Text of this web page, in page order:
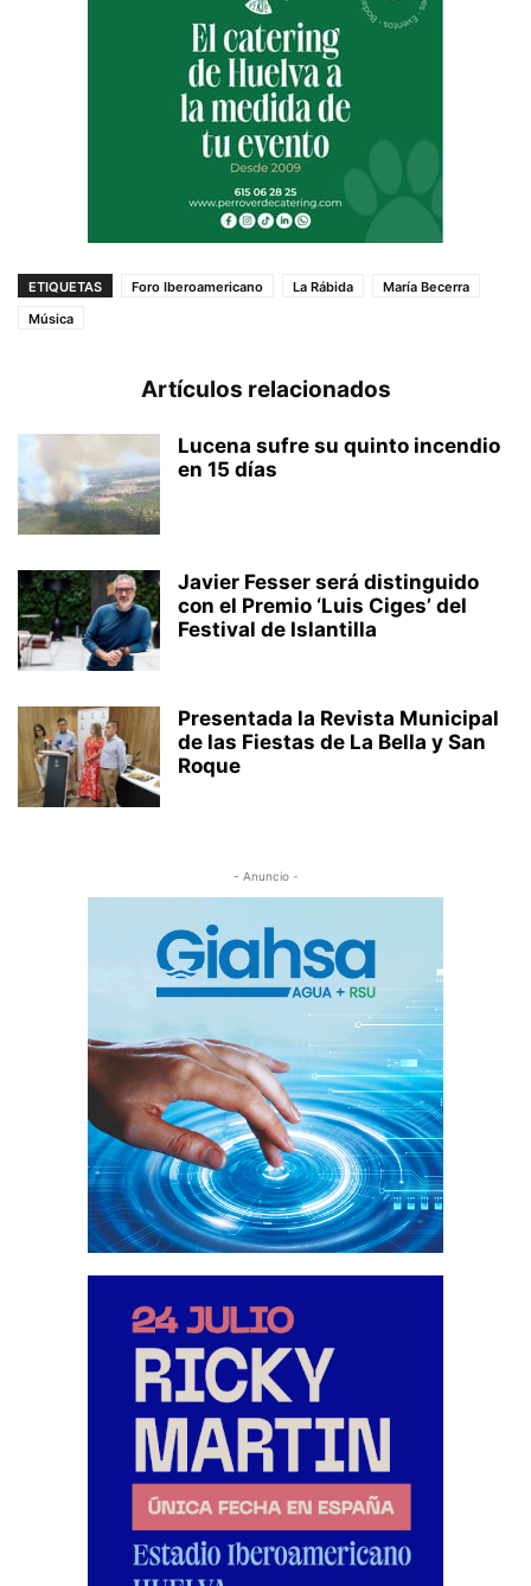
ETIQUETAS Foro Iberoamericano La Rábida
María Becerra
Música
Artículos relacionados
Lucena sufre su quinto incendio
en 15 días
Javier Fesser será distinguido
con el Premio ‘Luis Ciges’ del
Festival de Islantilla
Presentada la Revista Municipal
de las Fiestas de La Bella y San
Roque
- Anuncio -